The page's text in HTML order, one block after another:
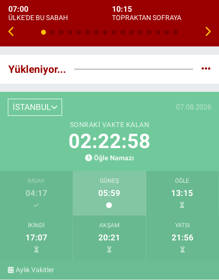
07:00
ÜLKE'DE BU SABAH
10:15
TOPRAKTAN SOFRAYA
Yükleniyor...
İSTANBUL 07.08.2026
SONRAKI VAKTE KALAN
02:22:57
Öğle Namazı
İMSAK
04:17
GÜNEŞ
05:59
ÖĞLE
13:15
İKINDI
17:07
AKŞAM
20:21
YATSI
21:56
Aylık Vakitler